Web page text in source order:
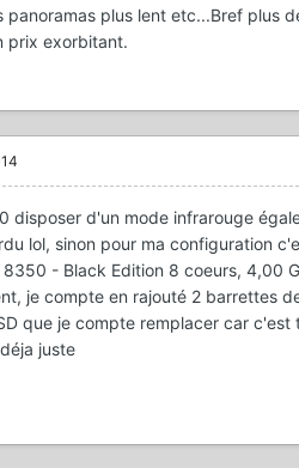
panoramas plus lent etc...Bref plus
prix exorbitant.
disposer d'un mode infrarouge
lol, sinon pour ma configuration
8350 - Black Edition 8 coeurs, 4,00
je compte en rajouté 2 barrettes
que je compte remplacer car
juste